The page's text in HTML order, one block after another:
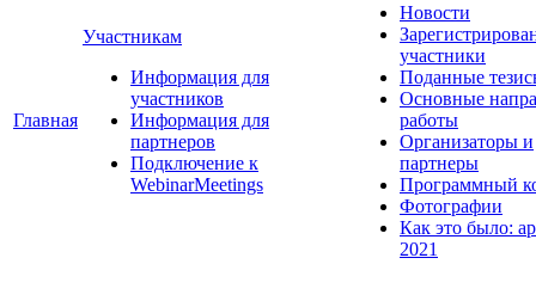
Главная
Участникам
Информация для
участников
Информация для
партнеров
Подключение к
WebinarMeetings
Новости
участники
Поданные
Основные
работы
Организаторы и
партнеры
Программный
Фотографии
Как это было:
2021